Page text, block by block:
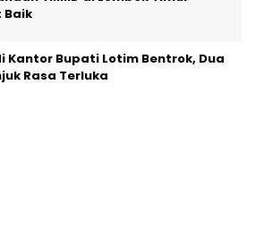
Baik
Kantor Bupati Lotim Bentrok, Dua
Rasa Terluka